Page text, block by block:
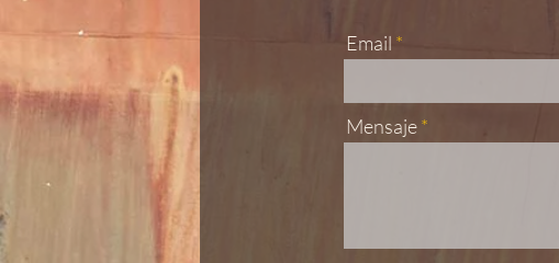
Email
Mensaje